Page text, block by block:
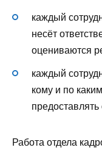
каждый
несёт
оцениваются
каждый
кому и по
предоставлять
Работа отдела